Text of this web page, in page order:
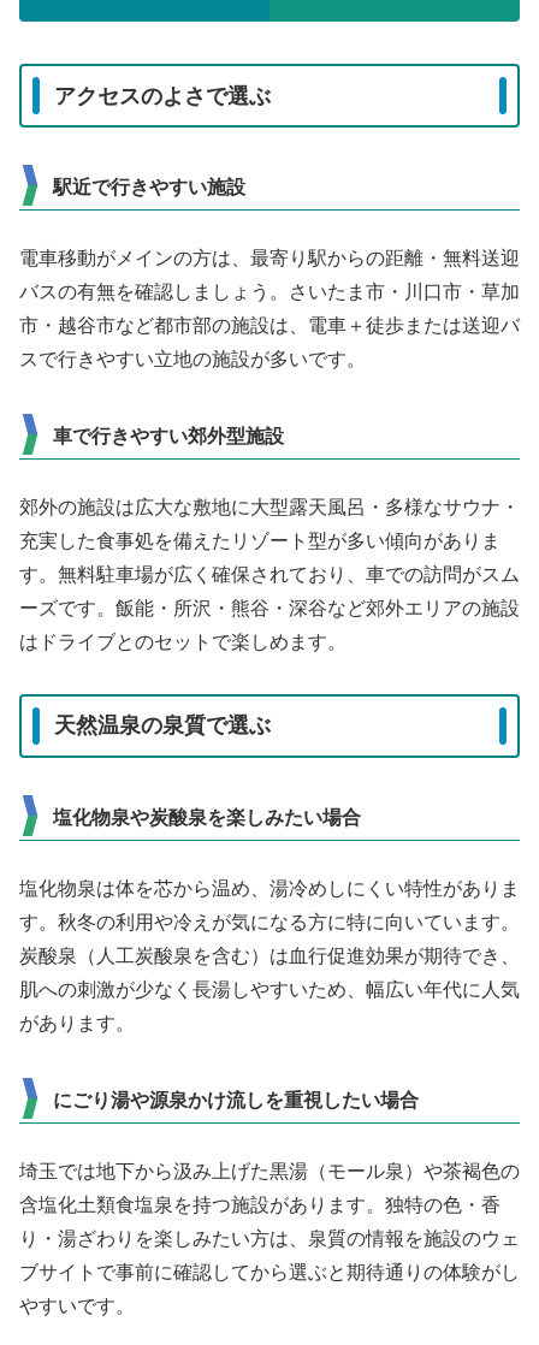
アクセスのよさで選ぶ
駅近で行きやすい施設
電車移動がメインの方は、最寄り駅からの距離・無料送迎
バスの有無を確認しましょう。さいたま市・川口市・草加
市・越谷市など都市部の施設は、電車＋徒歩または送迎バ
スで行きやすい立地の施設が多いです。
車で行きやすい郊外型施設
郊外の施設は広大な敷地に大型露天風呂・多様なサウナ・
充実した食事処を備えたリゾート型が多い傾向がありま
す。無料駐車場が広く確保されており、車での訪問がスム
ーズです。飯能・所沢・熊谷・深谷など郊外エリアの施設
はドライブとのセットで楽しめます。
天然温泉の泉質で選ぶ
塩化物泉や炭酸泉を楽しみたい場合
塩化物泉は体を芯から温め、湯冷めしにくい特性がありま
す。秋冬の利用や冷えが気になる方に特に向いています。
炭酸泉（人工炭酸泉を含む）は血行促進効果が期待でき、
肌への刺激が少なく長湯しやすいため、幅広い年代に人気
があります。
にごり湯や源泉かけ流しを重視したい場合
埼玉では地下から汲み上げた黒湯（モール泉）や茶褐色の
含塩化土類食塩泉を持つ施設があります。独特の色・香
り・湯ざわりを楽しみたい方は、泉質の情報を施設のウェ
ブサイトで事前に確認してから選ぶと期待通りの体験がし
やすいです。